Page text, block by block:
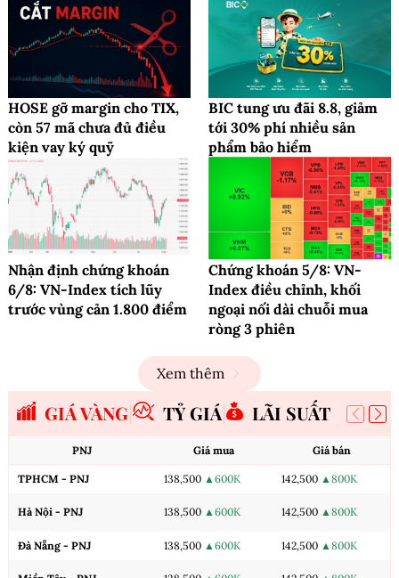
HOSE gỡ margin cho TIX,
còn 57 mã chưa đủ điều
kiện vay ký quỹ
BIC tung ưu đãi 8.8, giảm
tới 30% phí nhiều sản
phẩm bảo hiểm
Nhận định chứng khoán
6/8: VN-Index tích lũy
trước vùng cản 1.800 điểm
Chứng khoán 5/8: VN-
Index điều chỉnh, khối
ngoại nối dài chuỗi mua
ròng 3 phiên
Xem thêm
GIÁ VÀNG TỶ GIÁ LÃI SUẤT
PNJ Giá mua Giá bán
TPHCM - PNJ 138,500 ▲600K 142,500 ▲800K
Hà Nội - PNJ 138,500 ▲600K 142,500 ▲800K
Đà Nẵng - PNJ 138,500 ▲600K 142,500 ▲800K